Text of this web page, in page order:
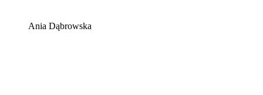
Ania Dąbrowska